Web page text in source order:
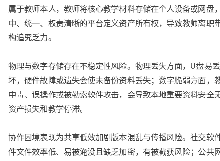
属于教师本人，教师将核心教学材料存储在个人设备或网盘
中、统一、权责清晰的平台定义资产所有权，导致教师离职
构追究乏力。
物理与数字存储存在不稳定性风险。物理丢失方面，U盘易
坏，硬件故障或遗失会使未备份资料丢失；数字脆弱方面，
中毒、误操作或被勒索软件攻击，会导致本地重要资料安全
资产损失和教学停滞。
协作困境表现为共享低效加剧版本混乱与传播风险。社交软
件文件效率低、易被淹没且缺乏加密，有被截获风险；公共